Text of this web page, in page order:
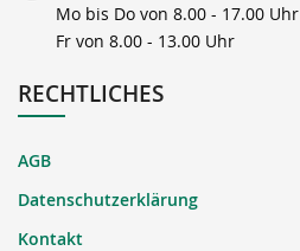
Mo bis Do von 8.00 - 17.00 Uhr
Fr von 8.00 - 13.00 Uhr
RECHTLICHES
AGB
Datenschutzerklärung
Kontakt